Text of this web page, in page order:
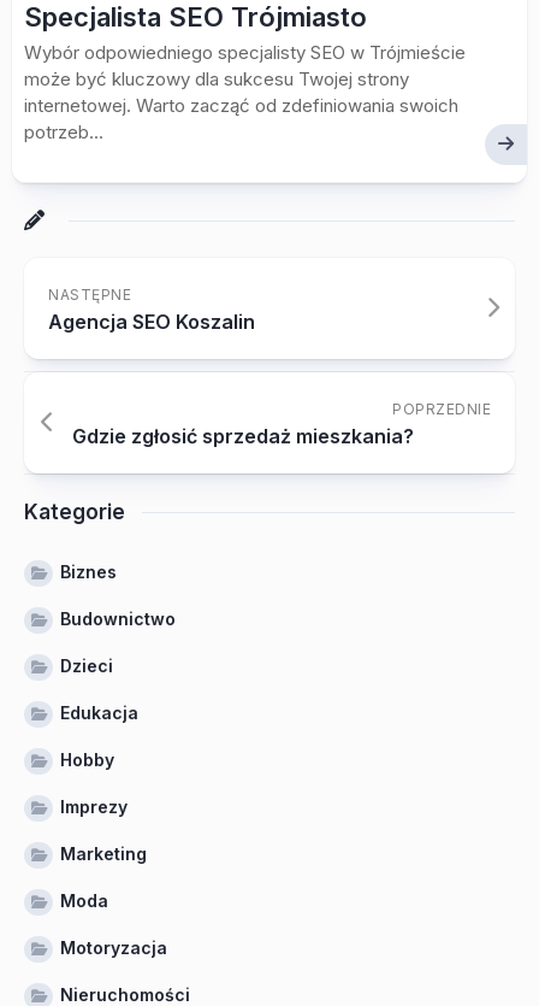
Specjalista SEO Trójmiasto
Wybór odpowiedniego specjalisty SEO w Trójmieście
może być kluczowy dla sukcesu Twojej strony
internetowej. Warto zacząć od zdefiniowania swoich
potrzeb...
NASTĘPNE
Agencja SEO Koszalin
POPRZEDNIE
Gdzie zgłosić sprzedaż mieszkania?
Kategorie
Biznes
Budownictwo
Dzieci
Edukacja
Hobby
Imprezy
Marketing
Moda
Motoryzacja
Nieruchomości